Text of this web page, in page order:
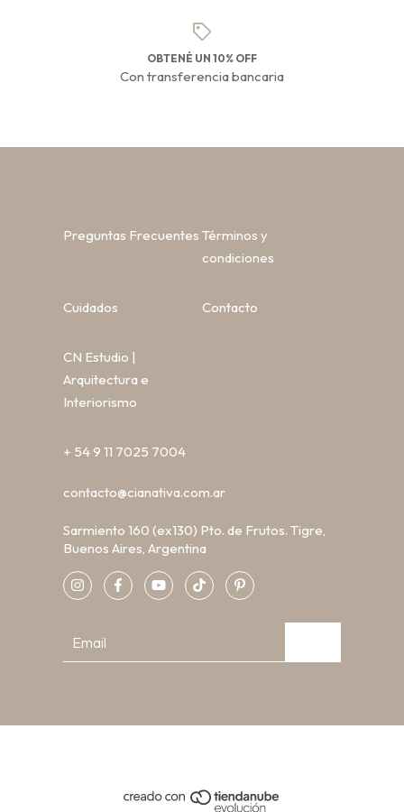
OBTENÉ UN 10% OFF
Con transferencia bancaria
Preguntas Frecuentes Términos y
condiciones
Cuidados Contacto
CN Estudio |
Arquitectura e
Interiorismo
+ 54 9 11 7025 7004
contacto@cianativa.com.ar
Sarmiento 160 (ex130) Pto. de Frutos. Tigre,
Buenos Aires, Argentina